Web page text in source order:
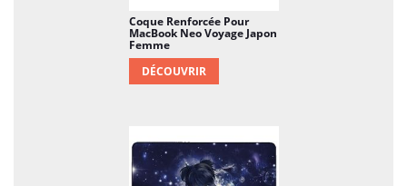
Coque Renforcée Pour
MacBook Neo Voyage Japon
Femme
DÉCOUVRIR